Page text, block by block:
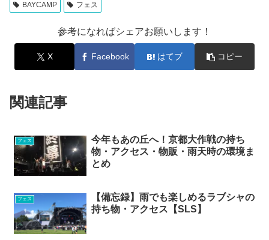
BAYCAMP フェス
参考になればシェアお願いします！
X Facebook はてブ コピー
関連記事
フェス
今年もあの丘へ！京都大作戦の持ち
物・アクセス・物販・雨天時の環境ま
とめ
フェス
【備忘録】雨でも楽しめるラブシャの
持ち物・アクセス【SLS】